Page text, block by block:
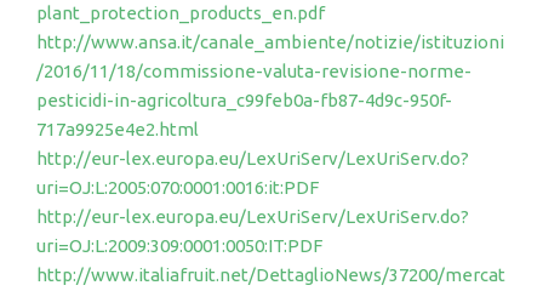
plant_protection_products_en.pdf
http://www.ansa.it/canale_ambiente/notizie/istituzioni
/2016/11/18/commissione-valuta-revisione-norme-
pesticidi-in-agricoltura_c99feb0a-fb87-4d9c-950f-
717a9925e4e2.html
http://eur-lex.europa.eu/LexUriServ/LexUriServ.do?
uri=OJ:L:2005:070:0001:0016:it:PDF
http://eur-lex.europa.eu/LexUriServ/LexUriServ.do?
uri=OJ:L:2009:309:0001:0050:IT:PDF
http://www.italiafruit.net/DettaglioNews/37200/mercat